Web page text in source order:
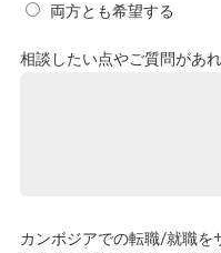
両方とも希望する
相談したい点やご質問があ
カンボジアでの転職/就職を